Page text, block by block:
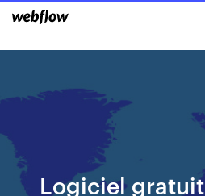
Logiciel gratuit